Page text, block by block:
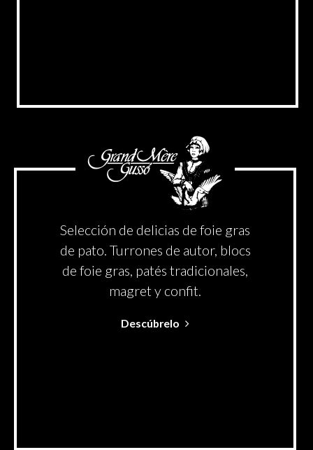
Selección de delicias de foie gras
de pato. Turrones de autor, blocs
de foie gras, patés tradicionales,
magret y confit.
Descúbrelo